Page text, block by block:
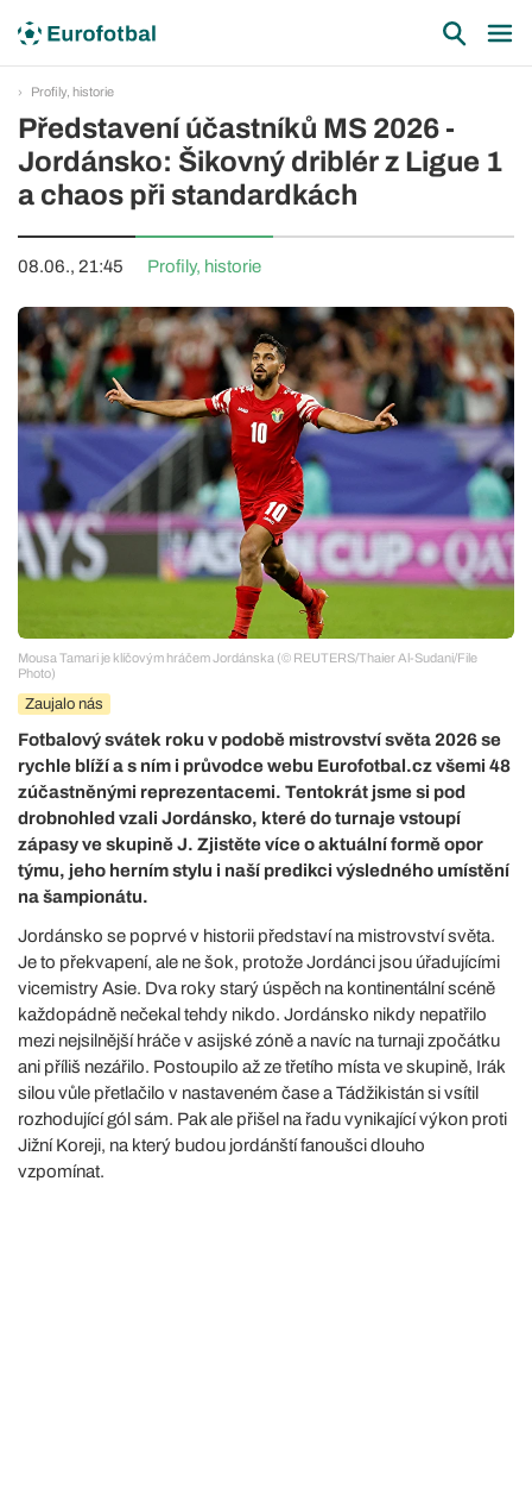
Profily, historie
Představení účastníků MS 2026 -
Jordánsko: Šikovný driblér z Ligue 1
a chaos při standardkách
08.06., 21:45 Profily, historie
Mousa Tamari je klíčovým hráčem Jordánska (© REUTERS/Thaier Al-Sudani/File
Photo)
Zaujalo nás
Fotbalový svátek roku v podobě mistrovství světa 2026 se
rychle blíží a s ním i průvodce webu Eurofotbal.cz všemi 48
zúčastněnými reprezentacemi. Tentokrát jsme si pod
drobnohled vzali Jordánsko, které do turnaje vstoupí
zápasy ve skupině J. Zjistěte více o aktuální formě opor
týmu, jeho herním stylu i naší predikci výsledného umístění
na šampionátu.
Jordánsko se poprvé v historii představí na mistrovství světa.
Je to překvapení, ale ne šok, protože Jordánci jsou úřadujícími
vicemistry Asie. Dva roky starý úspěch na kontinentální scéně
každopádně nečekal tehdy nikdo. Jordánsko nikdy nepatřilo
mezi nejsilnější hráče v asijské zóně a navíc na turnaji zpočátku
ani příliš nezářilo. Postoupilo až ze třetího místa ve skupině, Irák
silou vůle přetlačilo v nastaveném čase a Tádžikistán si vsítil
rozhodující gól sám. Pak ale přišel na řadu vynikající výkon proti
Jižní Koreji, na který budou jordánští fanoušci dlouho
vzpomínat.